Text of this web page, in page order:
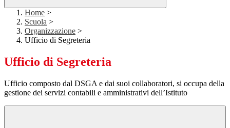
Home >
Scuola >
Organizzazione >
Ufficio di Segreteria
Ufficio di Segreteria
Ufficio composto dal DSGA e dai suoi collaboratori, si occupa della
gestione dei servizi contabili e amministrativi dell’Istituto